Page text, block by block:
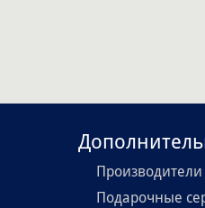
Производители
Подарочные